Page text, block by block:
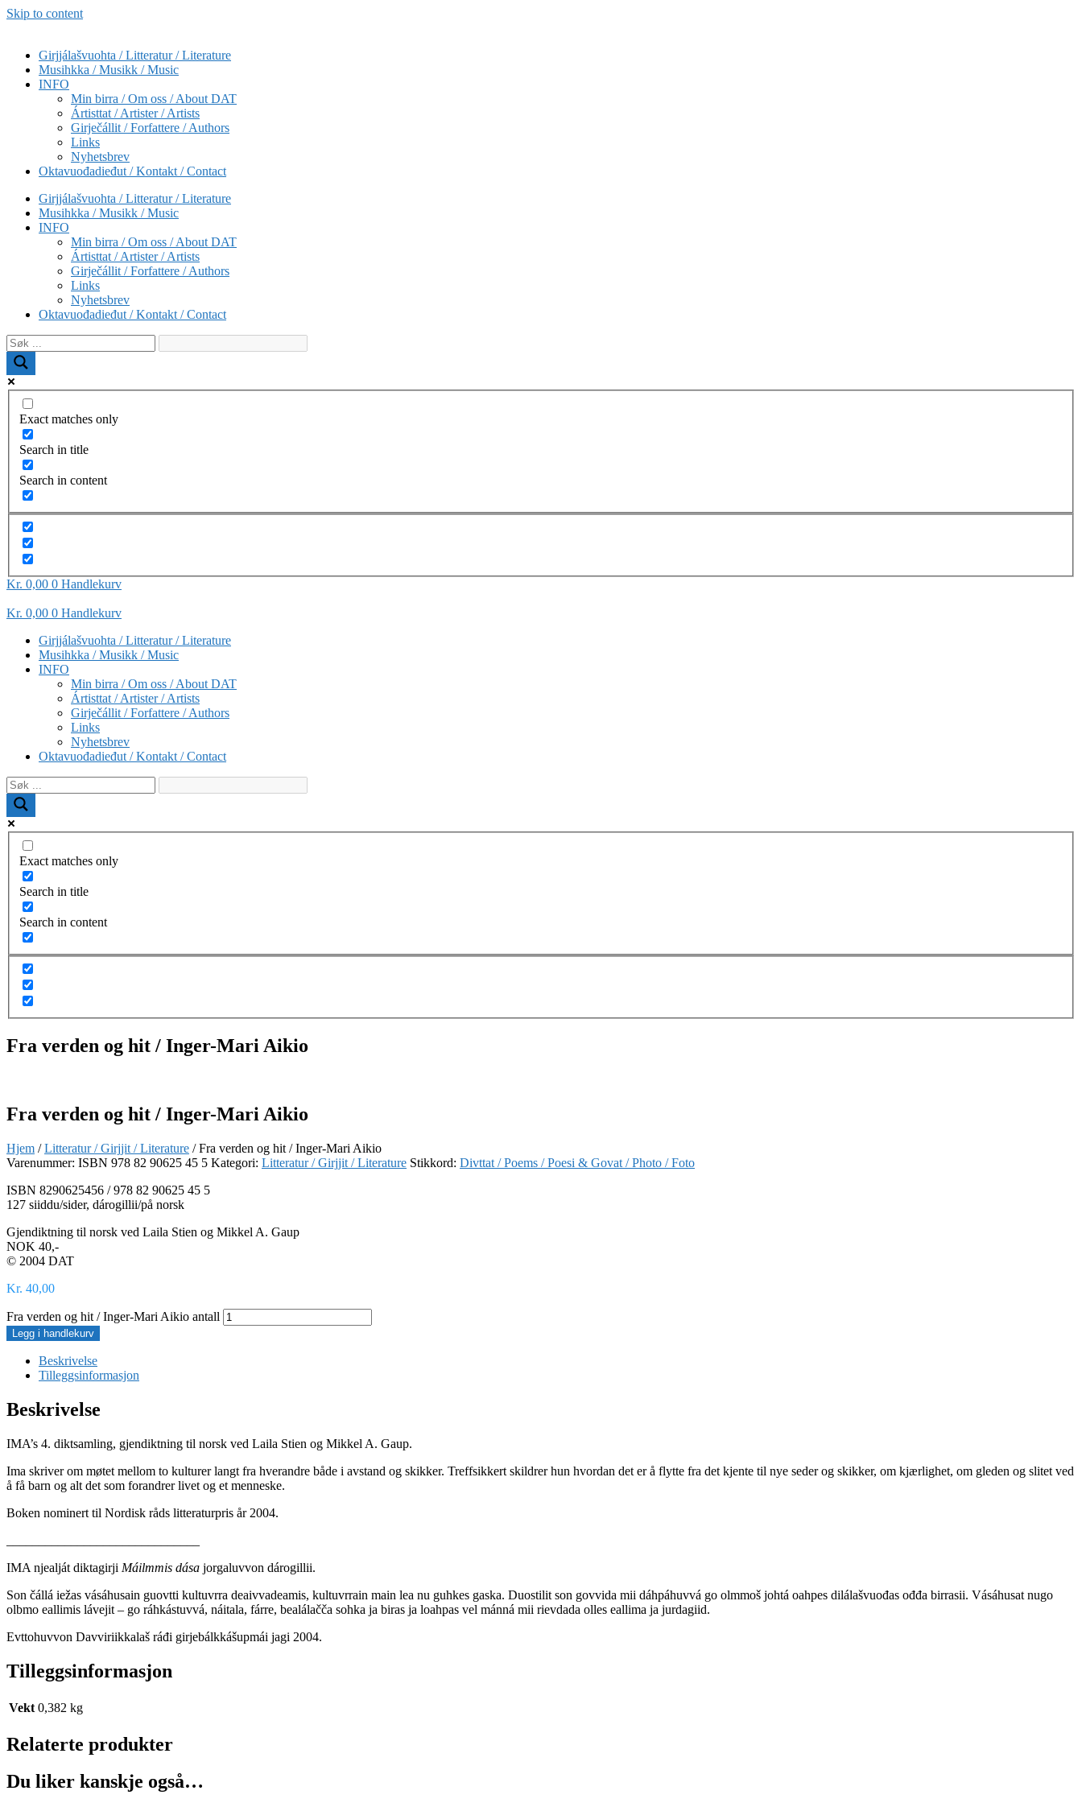
Skip to content
Girjjálašvuohta / Litteratur / Literature
Musihkka / Musikk / Music
INFO
Min birra / Om oss / About DAT
Ártisttat / Artister / Artists
Girječállit / Forfattere / Authors
Links
Nyhetsbrev
Oktavuođadieđut / Kontakt / Contact
Girjjálašvuohta / Litteratur / Literature
Musihkka / Musikk / Music
INFO
Min birra / Om oss / About DAT
Ártisttat / Artister / Artists
Girječállit / Forfattere / Authors
Links
Nyhetsbrev
Oktavuođadieđut / Kontakt / Contact
Exact matches only
Search in title
Search in content
Kr 0,00 0 Handlekurv
Kr 0,00 0 Handlekurv
Girjjálašvuohta / Litteratur / Literature
Musihkka / Musikk / Music
INFO
Min birra / Om oss / About DAT
Ártisttat / Artister / Artists
Girječállit / Forfattere / Authors
Links
Nyhetsbrev
Oktavuođadieđut / Kontakt / Contact
Exact matches only
Search in title
Search in content
Fra verden og hit / Inger-Mari Aikio
Fra verden og hit / Inger-Mari Aikio
Hjem /Litteratur / Girjjit / Literature / Fra verden og hit / Inger-Mari Aikio
Varenummer: ISBN 978 82 90625 45 5 Kategori: Litteratur / Girjjit / Literature Stikkord: Divttat / Poems / Poesi & Govat / Photo / Foto
ISBN 8290625456 / 978 82 90625 45 5
127 siiddu/sider, dárogillii/på norsk
Gjendiktning til norsk ved Laila Stien og Mikkel A. Gaup
NOK 40,-
© 2004 DAT
Kr 40,00
Fra verden og hit / Inger-Mari Aikio antall
Legg i handlekurv
Beskrivelse
Tilleggsinformasjon
Beskrivelse
IMA’s 4. diktsamling, gjendiktning til norsk ved Laila Stien og Mikkel A. Gaup.
Ima skriver om møtet mellom to kulturer langt fra hverandre både i avstand og skikker. Treffsikkert skildrer hun hvordan det er å flytte fra det kjente til nye seder og skikker, om kjærlighet, om gleden og slitet ved
å få barn og alt det som forandrer livet og et menneske.
Boken nominert til Nordisk råds litteraturpris år 2004.
IMA njealját diktagirji Máilmmis dása jorgaluvvon dárogillii.
Son čállá iežas vásáhusain guovtti kultuvrra deaivvadeamis, kultuvrrain main lea nu guhkes gaska. Duostilit son govvida mii dáhpáhuvvá go olmmoš johtá oahpes dilálašvuođas ođđa birrasii. Vásáhusat nugo
olbmo eallimis lávejit – go ráhkástuvvá, náitala, fárre, bealálačča sohka ja biras ja loahpas vel mánná mii rievdada olles eallima ja jurdagiid.
Evttohuvvon Davviriikkalaš ráđi girjebálkkášupmái jagi 2004.
Tilleggsinformasjon
Vekt 0,382 kg
Relaterte produkter
Du liker kanskje også…